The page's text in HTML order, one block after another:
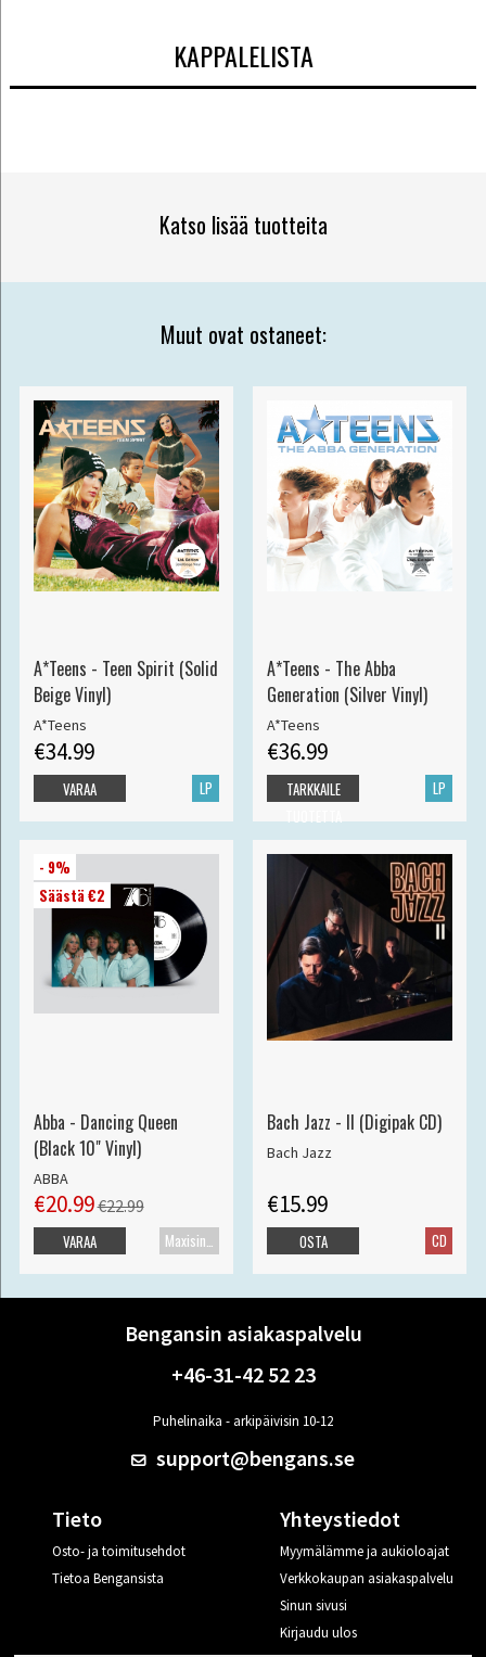
KAPPALELISTA
Katso lisää tuotteita
Muut ovat ostaneet:
A*Teens - Teen Spirit (Solid
Beige Vinyl)
A*Teens
€34.99
LP
VARAA
A*Teens - The Abba
Generation (Silver Vinyl)
A*Teens
€36.99
LP
TARKKAILE
- 9%
Säästä €2
Abba - Dancing Queen
(Black 10" Vinyl)
ABBA
€20.99€22.99
Maxisingle
VARAA
Bach Jazz - II (Digipak CD)
Bach Jazz
€15.99
CD
OSTA
Bengansin asiakaspalvelu
+46-31-42 52 23
Puhelinaika - arkipäivisin 10-12
support@bengans.se
Tieto
Osto- ja toimitusehdot
Tietoa Bengansista
Yhteystiedot
Myymälämme ja aukioloajat
Verkkokaupan asiakaspalvelu
Sinun sivusi
Kirjaudu ulos